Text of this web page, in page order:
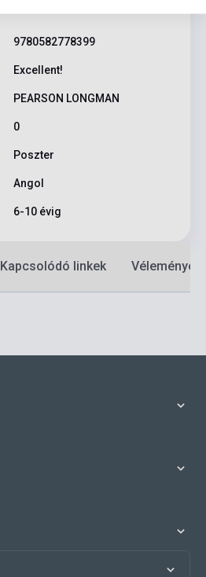
9780582778399
Excellent!
PEARSON LONGMAN
0
Poszter
Angol
6-10 évig
Kapcsolódó linkek Vélemények